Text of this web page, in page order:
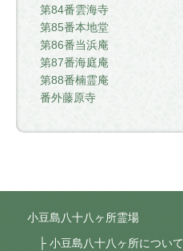
第84番雲海寺
第85番本地堂
第86番当浜庵
第87番海庭庵
第88番楠霊庵
番外藤原寺
小豆島八十八ヶ所霊場
小豆島八十八ヶ所について